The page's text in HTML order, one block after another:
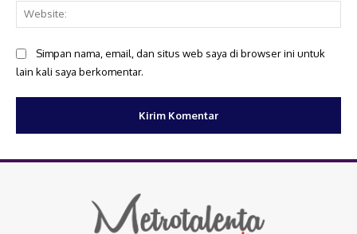
Simpan nama, email, dan situs web saya di browser ini untuk
lain kali saya berkomentar.